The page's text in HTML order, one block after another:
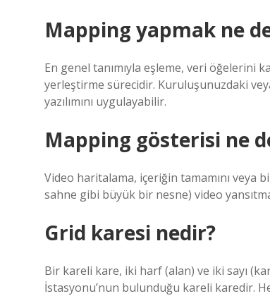
Mapping yapmak ne
En genel tanımıyla eşleme, veri öğelerini
yerleştirme sürecidir. Kuruluşunuzdaki
yazılımını uygulayabilir.
Mapping gösterisi ne
Video haritalama, içeriğin tamamını veya
sahne gibi büyük bir nesne) video
Grid karesi nedir?
Bir kareli kare, iki harf (alan) ve iki sayı
İstasyonu’nun bulunduğu kareli karedir.